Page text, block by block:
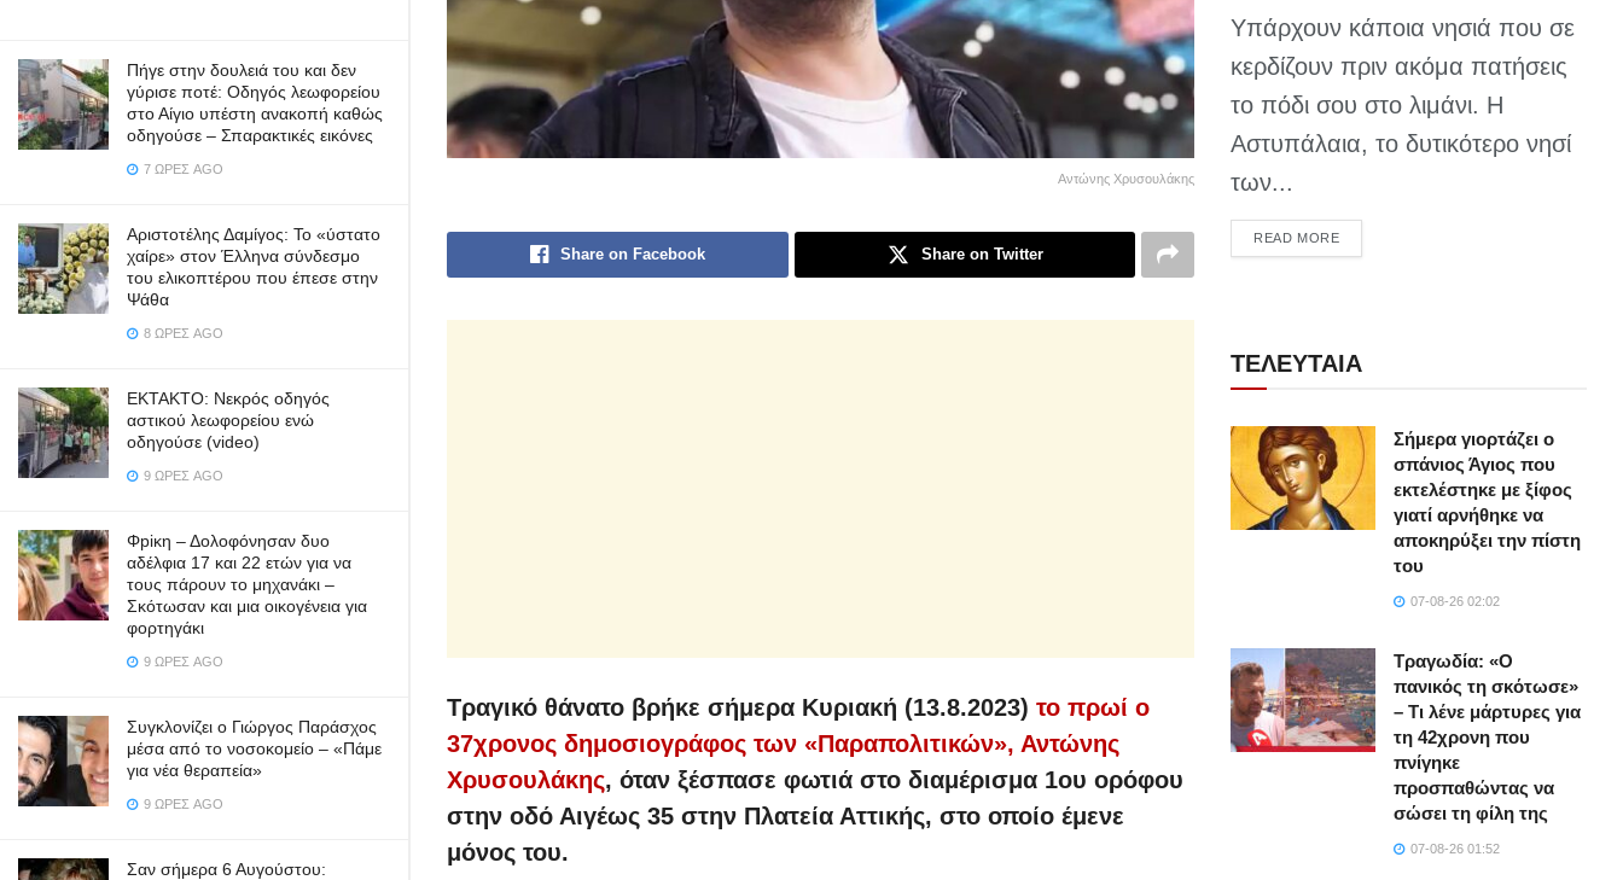
Πήγε στην δουλειά του και δεν
γύρισε ποτέ: Οδηγός λεωφορείου
στο Αίγιο υπέστη ανακοπή καθώς
οδηγούσε – Σπαρακτικές εικόνες
7 ΏΡΕΣ AGO
Αριστοτέλης Δαμίγος: Το «ύστατο
χαίρε» στον Έλληνα σύνδεσμο
του ελικοπτέρου που έπεσε στην
Ψάθα
8 ΏΡΕΣ AGO
ΕΚΤΑΚΤΟ: Νεκρός οδηγός
αστικού λεωφορείου ενώ
οδηγούσε (video)
9 ΏΡΕΣ AGO
Φpiκη – Δολοφόνησαν δυο
αδέλφια 17 και 22 ετών για να
τους πάρουν το μηχανάκι –
Σκότωσαν και μια οικογένεια για
φορτηγάκι
9 ΏΡΕΣ AGO
Συγκλονίζει ο Γιώργος Παράσχος
μέσα από το νοσοκομείο – «Πάμε
για νέα θεραπεία»
9 ΏΡΕΣ AGO
Σαν σήμερα 6 Αυγούστου:
Αντώνης Χρυσουλάκης
Share on Facebook Share on Twitter
Τραγικό θάνατο βρήκε σήμερα Κυριακή (13.8.2023) το πρωί ο
37χρονος δημοσιογράφος των «Παραπολιτικών», Αντώνης
Χρυσουλάκης, όταν ξέσπασε φωτιά στο διαμέρισμα 1ου ορόφου
στην οδό Αιγέως 35 στην Πλατεία Αττικής, στο οποίο έμενε
μόνος του.
Υπάρχουν κάποια νησιά που σε
κερδίζουν πριν ακόμα πατήσεις
το πόδι σου στο λιμάνι. Η
Αστυπάλαια, το δυτικότερο νησί
των...
READ MOREDETAILS
ΤΕΛΕΥΤΑΙΑ
Σήμερα γιορτάζει ο
σπάνιος Άγιος που
εκτελέστηκε με ξίφος
γιατί αρνήθηκε να
αποκηρύξει την πίστη
του
07-08-26 02:02
Τραγωδία: «Ο
πανικός τη σκότωσε»
– Τι λένε μάρτυρες για
τη 42χρονη που
πνίγηκε
προσπαθώντας να
σώσει τη φίλη της
07-08-26 01:52